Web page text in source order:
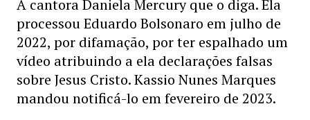
A cantora Daniela Mercury que o diga. Ela
processou Eduardo Bolsonaro em julho de
2022, por difamação, por ter espalhado um
vídeo atribuindo a ela declarações falsas
sobre Jesus Cristo. Kassio Nunes Marques
mandou notificá-lo em fevereiro de 2023.